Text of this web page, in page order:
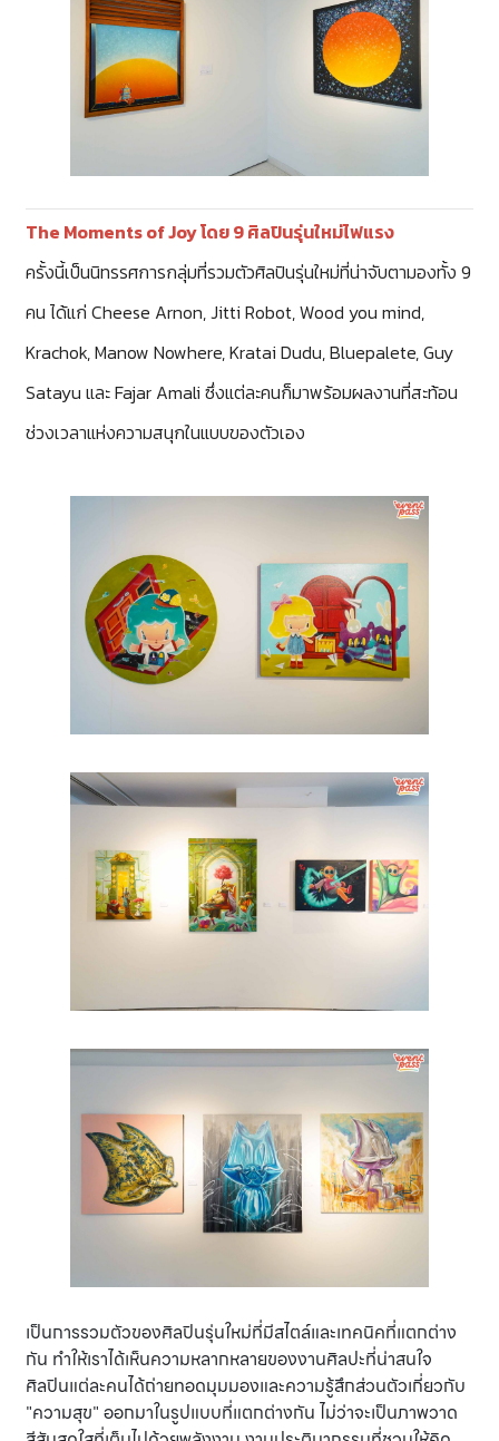
The Moments of Joy โดย9 ศิลปินรุ่นใหม่ไฟแรง
ครั้งนี้เป็นนิทรรศการกลุ่มที่รวมตัวศิลปินรุ่นใหม่ที่น่าจับตามองทั้ง 9
คน ได้แก่ Cheese Arnon, Jitti Robot, Wood you mind,
Krachok, Manow Nowhere, Kratai Dudu, Bluepalete, Guy
Satayu และ Fajar Amali ซึ่งแต่ละคนก็มาพร้อมผลงานที่สะท้อน
ช่วงเวลาแห่งความสนุกในแบบของตัวเอง
เป็นการรวมตัวของศิลปินรุ่นใหม่ที่มีสไตล์และเทคนิคที่แตกต่าง
กัน ทำให้เราได้เห็นความหลากหลายของงานศิลปะที่น่าสนใจ
ศิลปินแต่ละคนได้ถ่ายทอดมุมมองและความรู้สึกส่วนตัวเกี่ยวกับ
"ความสุข" ออกมาในรูปแบบที่แตกต่างกัน ไม่ว่าจะเป็นภาพวาด